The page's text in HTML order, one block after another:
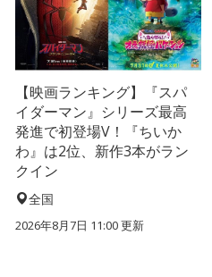
【映画ランキング】『スパ
イダーマン』シリーズ最高
発進で初登場V！『ちいか
わ』は2位、新作3本がラン
クイン
全国
2026年8月7日 11:00更新